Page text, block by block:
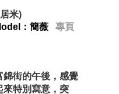
米)
：簡薇
專頁
街的午後，感覺
來特別寫意，突